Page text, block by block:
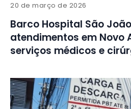
20 de março de 2026
Barco Hospital São
atendimentos em Novo
serviços médicos e